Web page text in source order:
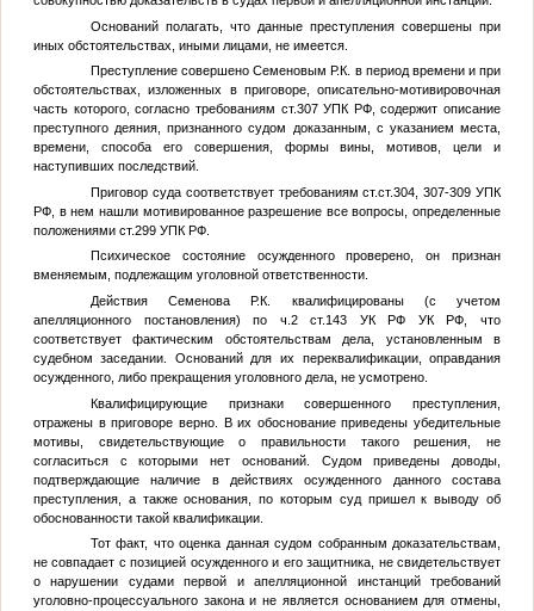
Оснований полагать, что данные преступления совершены при
иных обстоятельствах, иными лицами, не имеется.
Преступление совершено Семеновым Р.К. в период времени и при
обстоятельствах, изложенных в приговоре, описательно-мотивировочная
часть которого, согласно требованиям ст.307 УПК РФ, содержит описание
преступного деяния, признанного судом доказанным, с указанием места,
времени, способа его совершения, формы вины, мотивов, цели и
наступивших последствий.
Приговор суда соответствует требованиям ст.ст.304, 307-309 УПК
РФ, в нем нашли мотивированное разрешение все вопросы, определенные
положениями ст.299 УПК РФ.
Психическое состояние осужденного проверено, он признан
вменяемым, подлежащим уголовной ответственности.
Действия Семенова Р.К. квалифицированы (с учетом
апелляционного постановления) по ч.2 ст.143 УК РФ УК РФ, что
соответствует фактическим обстоятельствам дела, установленным в
судебном заседании. Оснований для их переквалификации, оправдания
осужденного, либо прекращения уголовного дела, не усмотрено.
Квалифицирующие признаки совершенного преступления,
отражены в приговоре верно. В их обоснование приведены убедительные
мотивы, свидетельствующие о правильности такого решения, не
согласиться с которыми нет оснований. Судом приведены доводы,
подтверждающие наличие в действиях осужденного данного состава
преступления, а также основания, по которым суд пришел к выводу об
обоснованности такой квалификации.
Тот факт, что оценка данная судом собранным доказательствам,
не совпадает с позицией осужденного и его защитника, не свидетельствует
о нарушении судами первой и апелляционной инстанций требований
уголовно-процессуального закона и не является основанием для отмены,